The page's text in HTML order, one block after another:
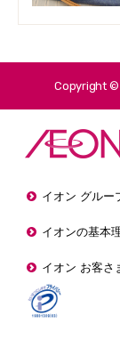
Copyright ©
イオン グルー
イオンの基本
イオン お客さ